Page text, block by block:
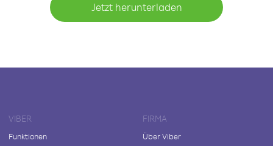
Jetzt herunterladen
VIBER
Funktionen
FIRMA
Über Viber